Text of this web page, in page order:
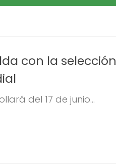
con la selección
del 17 de junio...